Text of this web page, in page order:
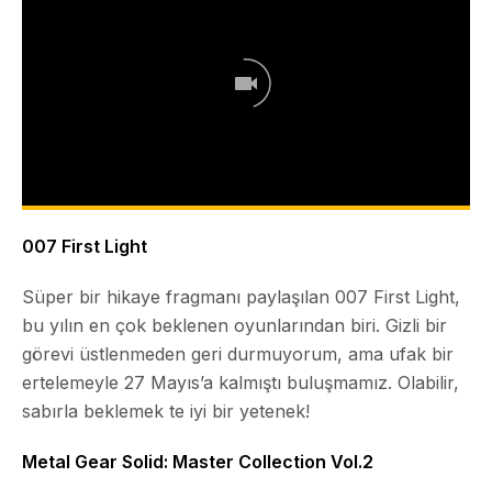
007 First Light
Süper bir hikaye fragmanı paylaşılan 007 First Light,
bu yılın en çok beklenen oyunlarından biri. Gizli bir
görevi üstlenmeden geri durmuyorum, ama ufak bir
ertelemeyle 27 Mayıs’a kalmıştı buluşmamız. Olabilir,
sabırla beklemek te iyi bir yetenek!
Metal Gear Solid: Master Collection Vol.2